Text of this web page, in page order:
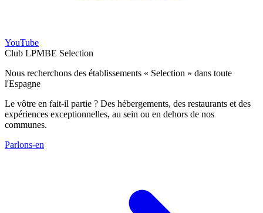
YouTube
Club LPMBE Selection
Nous recherchons des établissements « Selection » dans toute
l'Espagne
Le vôtre en fait-il partie ? Des hébergements, des restaurants et des
expériences exceptionnelles, au sein ou en dehors de nos
communes.
Parlons-en